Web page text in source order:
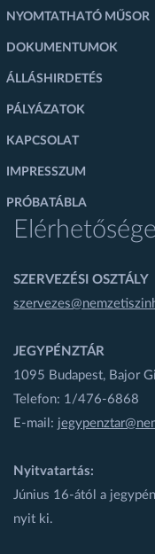
NYOMTATHATÓ MŰSOR
DOKUMENTUMOK
ÁLLÁSHIRDETÉS
PÁLYÁZATOK
KAPCSOLAT
IMPRESSZUM
PRÓBATÁBLA
SZERVEZÉSI OSZTÁLY
JEGYPÉNZTÁR
1095 Budapest, Bajor
Telefon: 1/476-6868
E-mail:
Nyitvatartás:
Június 16-ától a
nyit ki.